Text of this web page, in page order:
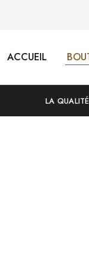
ACCUEIL
LA